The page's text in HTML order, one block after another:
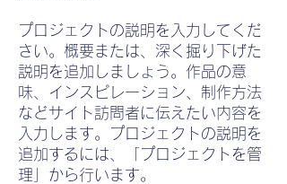
プロジェクトの説明を入力してくだ
さい。概要または、深く掘り下げた
説明を追加しましょう。作品の意
味、インスピレーション、制作方法
などサイト訪問者に伝えたい内容を
入力します。プロジェクトの説明を
追加するには、「プロジェクトを管
理」から行います。